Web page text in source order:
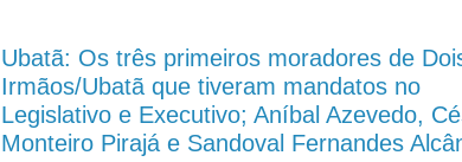
Ubatã: Os três primeiros moradores de
Irmãos/Ubatã que tiveram mandatos no
Legislativo e Executivo; Aníbal Azevedo,
Monteiro Pirajá e Sandoval Fernandes